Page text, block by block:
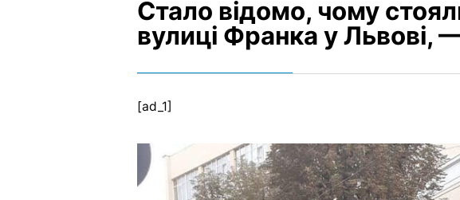
Стало відомо, чому
вулиці Франка у
[ad_1]